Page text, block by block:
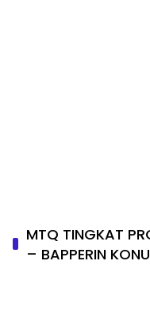
MTQ TINGKAT
– BAPPERIN